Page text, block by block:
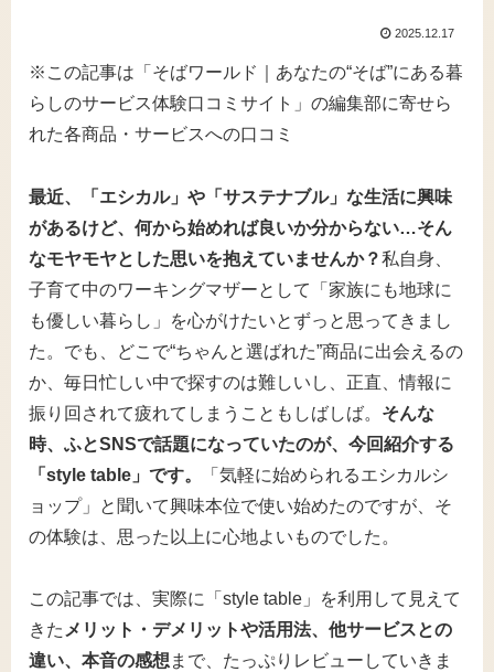
2025.12.17
※この記事は「そばワールド｜あなたの“そば”にある暮
らしのサービス体験口コミサイト」の編集部に寄せら
れた各商品・サービスへの口コミ
最近、「エシカル」や「サステナブル」な生活に興味
があるけど、何から始めれば良いか分からない…そん
なモヤモヤとした思いを抱えていませんか？私自身、
子育て中のワーキングマザーとして「家族にも地球に
も優しい暮らし」を心がけたいとずっと思ってきまし
た。でも、どこで“ちゃんと選ばれた”商品に出会えるの
か、毎日忙しい中で探すのは難しいし、正直、情報に
振り回されて疲れてしまうこともしばしば。 そんな
時、ふとSNSで話題になっていたのが、今回紹介する
「style table」です。
「気軽に始められるエシカルシ
ョップ」と聞いて興味本位で使い始めたのですが、そ
の体験は、思った以上に心地よいものでした。
この記事では、実際に「style table」を利用して見えて
きた メリット・デメリットや活用法、他サービスとの
違い、本音の感想 まで、たっぷりレビューしていきま